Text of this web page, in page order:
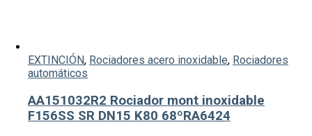
EXTINCIÓN, Rociadores acero inoxidable, Rociadores
automáticos
AA151032R2 Rociador mont inoxidable
F156SS SR DN15 K80 68ºRA6424